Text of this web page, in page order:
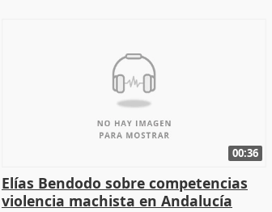
00:36
Elías Bendodo sobre competencias
violencia machista en Andalucía